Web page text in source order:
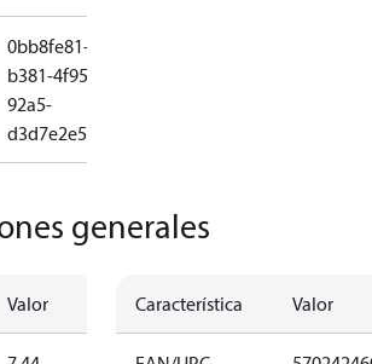
0bb8fe81-
b381-4f95-
92a5-
d3d7e2e54c00
generales
Valor Característica Valor